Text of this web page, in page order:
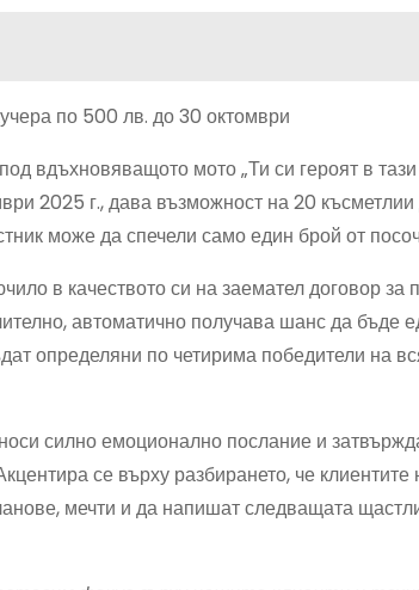
по 500 лв. до 30 октомври
вдъхновяващото мото „Ти си героят в тази
2025 г., дава възможност на 20 късметлии
може да спечели само един брой от
в качеството си на заемател договор за
автоматично получава шанс да бъде
определяни по четирима победители на
силно емоционално послание и
се върху разбирането, че клиентите
мечти и да напишат следващата